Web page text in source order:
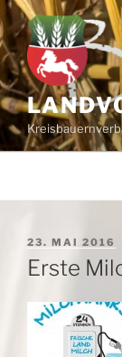
Zum
Inhalt
springen
AM
23. MAI 2016
Erste